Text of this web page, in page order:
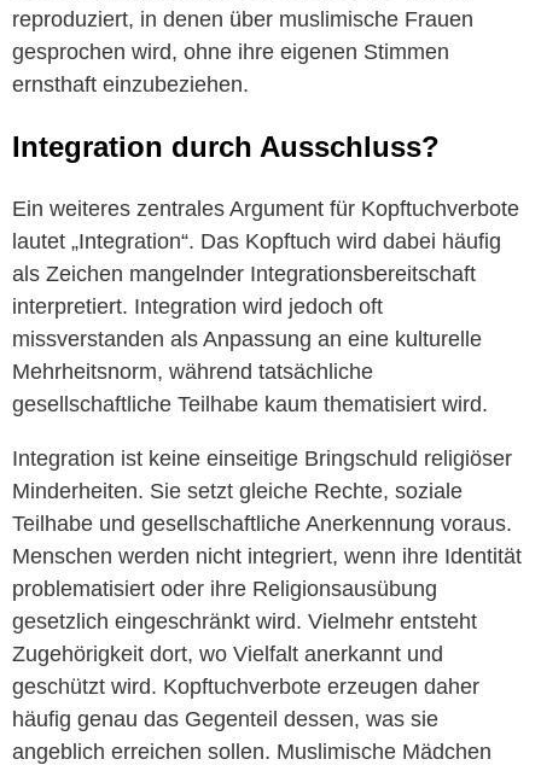
reproduziert, in denen über muslimische Frauen
gesprochen wird, ohne ihre eigenen Stimmen
ernsthaft einzubeziehen.
Integration durch Ausschluss?
Ein weiteres zentrales Argument für Kopftuchverbote
lautet „Integration“. Das Kopftuch wird dabei häufig
als Zeichen mangelnder Integrationsbereitschaft
interpretiert. Integration wird jedoch oft
missverstanden als Anpassung an eine kulturelle
Mehrheitsnorm, während tatsächliche
gesellschaftliche Teilhabe kaum thematisiert wird.
Integration ist keine einseitige Bringschuld religiöser
Minderheiten. Sie setzt gleiche Rechte, soziale
Teilhabe und gesellschaftliche Anerkennung voraus.
Menschen werden nicht integriert, wenn ihre Identität
problematisiert oder ihre Religionsausübung
gesetzlich eingeschränkt wird. Vielmehr entsteht
Zugehörigkeit dort, wo Vielfalt anerkannt und
geschützt wird. Kopftuchverbote erzeugen daher
häufig genau das Gegenteil dessen, was sie
angeblich erreichen sollen. Muslimische Mädchen